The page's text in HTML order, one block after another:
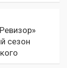
сезон